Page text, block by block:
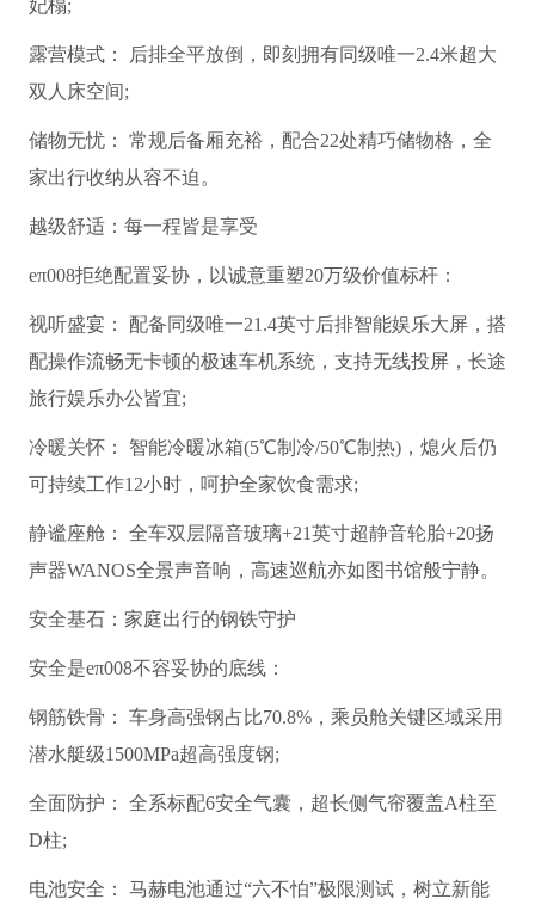
妃榻;
露营模式： 后排全平放倒，即刻拥有同级唯一2.4米超大
双人床空间;
储物无忧： 常规后备厢充裕，配合22处精巧储物格，全
家出行收纳从容不迫。
越级舒适：每一程皆是享受
eπ008拒绝配置妥协，以诚意重塑20万级价值标杆：
视听盛宴： 配备同级唯一21.4英寸后排智能娱乐大屏，搭
配操作流畅无卡顿的极速车机系统，支持无线投屏，长途
旅行娱乐办公皆宜;
冷暖关怀： 智能冷暖冰箱(5℃制冷/50℃制热)，熄火后仍
可持续工作12小时，呵护全家饮食需求;
静谧座舱： 全车双层隔音玻璃+21英寸超静音轮胎+20扬
声器WANOS全景声音响，高速巡航亦如图书馆般宁静。
安全基石：家庭出行的钢铁守护
安全是eπ008不容妥协的底线：
钢筋铁骨： 车身高强钢占比70.8%，乘员舱关键区域采用
潜水艇级1500MPa超高强度钢;
全面防护： 全系标配6安全气囊，超长侧气帘覆盖A柱至
D柱;
电池安全： 马赫电池通过“六不怕”极限测试，树立新能